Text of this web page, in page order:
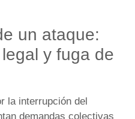
un ataque:
y fuga de
la interrupción del
demandas colectivas